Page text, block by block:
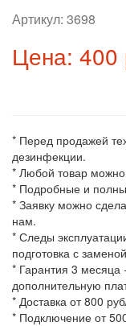
Артикул: 3698
Цена: 400
* Перед продажей
дезинфекции.
* Любой товар
* Подробные и
* Заявку можно
нам.
* Следы
подготовка с
* Гарантия 3 месяца
дополнительную
* Доставка от 800
* Подключение от